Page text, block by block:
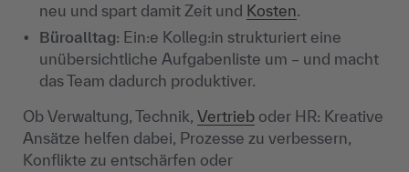
neu und spart damit Zeit und Kosten.
Büroalltag: Ein:e Kolleg:in strukturiert eine
unübersichtliche Aufgabenliste um – und macht
das Team dadurch produktiver.
Ob Verwaltung, Technik, Vertrieb oder HR: Kreative
Ansätze helfen dabei, Prozesse zu verbessern,
Konflikte zu entschärfen oder